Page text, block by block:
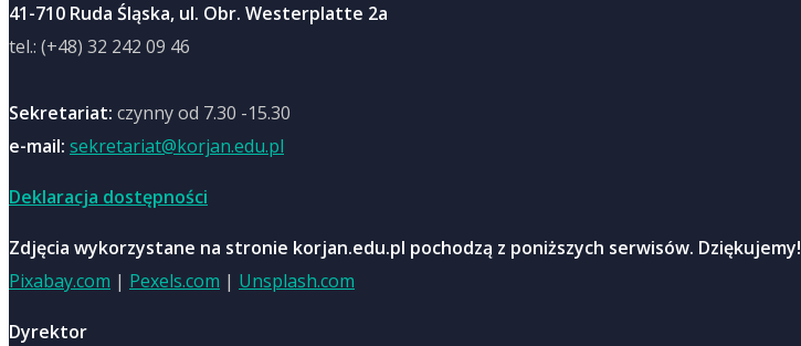
41-710 Ruda Śląska, ul. Obr. Westerplatte 2a
tel.: (+48) 32 242 09 46
Sekretariat: czynny od 7.30 -15.30
e-mail: sekretariat@korjan.edu.pl
Deklaracja dostępności
Zdjęcia wykorzystane na stronie korjan.edu.pl pochodzą z poniższych serwisów. Dziękujemy!
Pixabay.com | Pexels.com | Unsplash.com
Dyrektor